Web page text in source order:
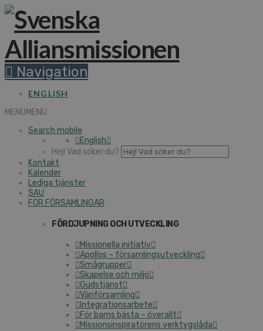
Navigation
ENGLISH
MENUMENU
Search mobile
English
Hej! Vad söker du?
Kontakt
Kalender
Lediga tjänster
SAU
FÖR FÖRSAMLINGAR
FÖRDJUPNING OCH UTVECKLING
Missionella initiativ
Apollos – församlingsutveckling
Smågrupper
Skapelse och miljö
Gudstjänst
Vänförsamling
Integrationsarbete
För barns bästa – överallt
Missionsinspiratörens verktygslåda